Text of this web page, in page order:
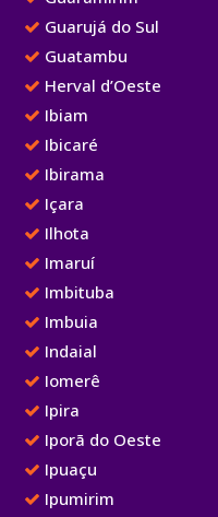
Guarujá do Sul
Guatambu
Herval d’Oeste
Ibiam
Ibicaré
Ibirama
Içara
Ilhota
Imaruí
Imbituba
Imbuia
Indaial
Iomerê
Ipira
Iporã do Oeste
Ipuaçu
Ipumirim